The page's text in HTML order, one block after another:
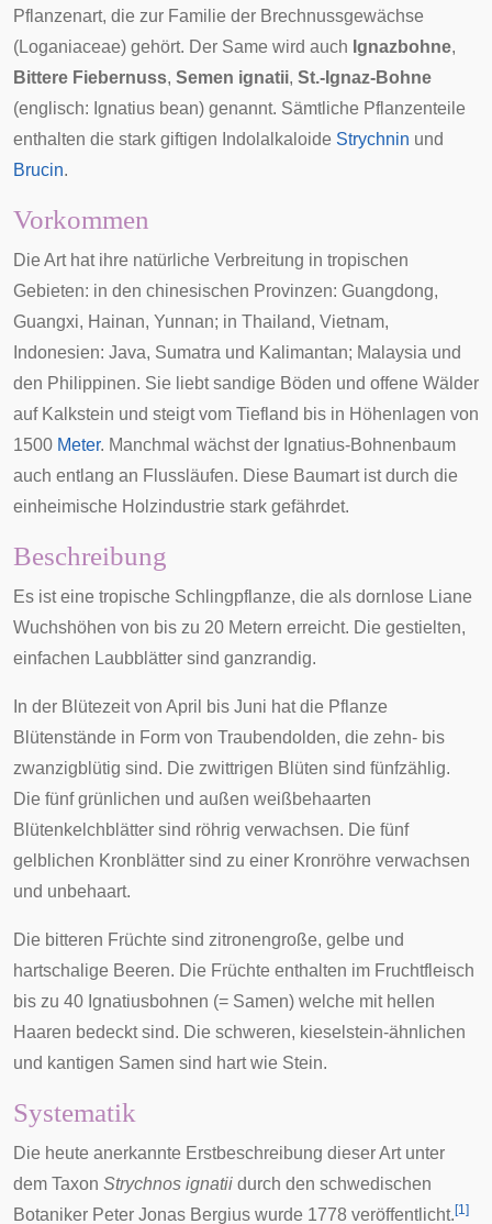
Pflanzenart, die zur Familie der Brechnussgewächse
(Loganiaceae) gehört. Der Same wird auch Ignazbohne,
Bittere Fiebernuss, Semen ignatii, St.-Ignaz-Bohne
(englisch: Ignatius bean) genannt. Sämtliche Pflanzenteile
enthalten die stark giftigen Indolalkaloide Strychnin und
Brucin.
Vorkommen
Die Art hat ihre natürliche Verbreitung in tropischen
Gebieten: in den chinesischen Provinzen: Guangdong,
Guangxi, Hainan, Yunnan; in Thailand, Vietnam,
Indonesien: Java, Sumatra und Kalimantan; Malaysia und
den Philippinen. Sie liebt sandige Böden und offene Wälder
auf Kalkstein und steigt vom Tiefland bis in Höhenlagen von
1500 Meter. Manchmal wächst der Ignatius-Bohnenbaum
auch entlang an Flussläufen. Diese Baumart ist durch die
einheimische Holzindustrie stark gefährdet.
Beschreibung
Es ist eine tropische Schlingpflanze, die als dornlose Liane
Wuchshöhen von bis zu 20 Metern erreicht. Die gestielten,
einfachen Laubblätter sind ganzrandig.
In der Blütezeit von April bis Juni hat die Pflanze
Blütenstände in Form von Traubendolden, die zehn- bis
zwanzigblütig sind. Die zwittrigen Blüten sind fünfzählig.
Die fünf grünlichen und außen weißbehaarten
Blütenkelchblätter sind röhrig verwachsen. Die fünf
gelblichen Kronblätter sind zu einer Kronröhre verwachsen
und unbehaart.
Die bitteren Früchte sind zitronengroße, gelbe und
hartschalige Beeren. Die Früchte enthalten im Fruchtfleisch
bis zu 40 Ignatiusbohnen (= Samen) welche mit hellen
Haaren bedeckt sind. Die schweren, kieselstein-ähnlichen
und kantigen Samen sind hart wie Stein.
Systematik
Die heute anerkannte Erstbeschreibung dieser Art unter
dem Taxon Strychnos ignatii durch den schwedischen
Botaniker Peter Jonas Bergius wurde 1778 veröffentlicht. [1]